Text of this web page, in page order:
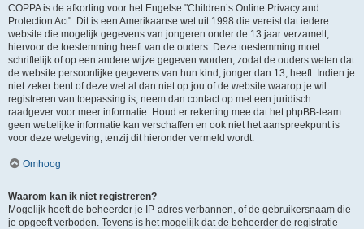
COPPA is de afkorting voor het Engelse "Children’s Online Privacy and
Protection Act". Dit is een Amerikaanse wet uit 1998 die vereist dat iedere
website die mogelijk gegevens van jongeren onder de 13 jaar verzamelt,
hiervoor de toestemming heeft van de ouders. Deze toestemming moet
schriftelijk of op een andere wijze gegeven worden, zodat de ouders weten dat
de website persoonlijke gegevens van hun kind, jonger dan 13, heeft. Indien je
niet zeker bent of deze wet al dan niet op jou of de website waarop je wil
registreren van toepassing is, neem dan contact op met een juridisch
raadgever voor meer informatie. Houd er rekening mee dat het phpBB-team
geen wettelijke informatie kan verschaffen en ook niet het aanspreekpunt is
voor deze wetgeving, tenzij dit hieronder vermeld wordt.
Omhoog
Waarom kan ik niet registreren?
Mogelijk heeft de beheerder je IP-adres verbannen, of de gebruikersnaam die
je opgeeft verboden. Tevens is het mogelijk dat de beheerder de registratie